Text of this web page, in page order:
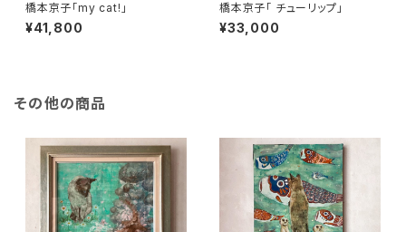
橋本京子「my cat!」
¥41,800
橋本京子「 チューリップ」
¥33,000
その他の商品